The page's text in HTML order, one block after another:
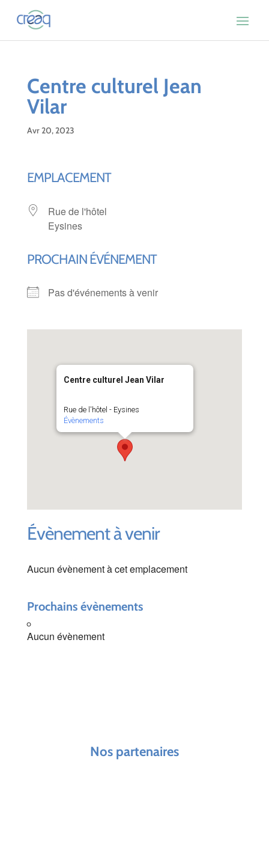
Centre culturel Jean
Vilar
Avr 20, 2023
EMPLACEMENT
Rue de l'hôtel
Eysines
PROCHAIN ÉVÉNEMENT
Pas d'événements à venir
Centre culturel Jean Vilar
Rue de l'hôtel - Eysines
Évènements
Évènement à venir
Aucun évènement à cet emplacement
Prochains évènements
Aucun évènement
Nos partenaires